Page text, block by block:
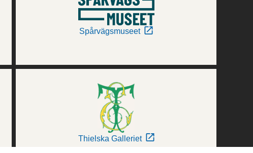
Spårvägsmuseet
Thielska Galleriet